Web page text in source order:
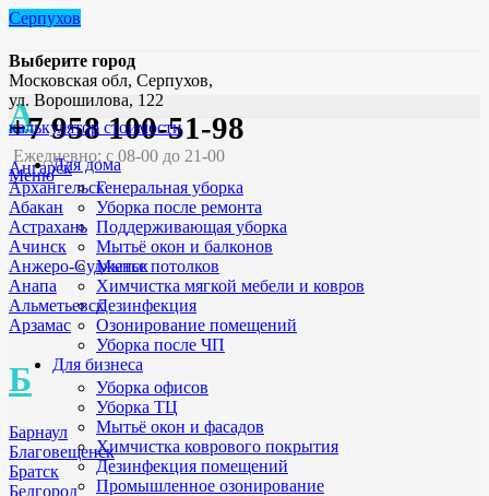
Серпухов
Выберите город
А
Ангарск
Архангельск
Абакан
Астрахань
Ачинск
Анжеро-Судженск
Анапа
Альметьевск
Арзамас
Б
Барнаул
Благовещенск
Братск
Белгород
Московская обл, Серпухов,
ул. Ворошилова, 122
+7 958 100-51-98
Ежедневно: с 08-00 до 21-00
Меню
калькулятор стоимости
Для дома
Генеральная уборка
Уборка после ремонта
Поддерживающая уборка
Мытьё окон и балконов
Мытье потолков
Химчистка мягкой мебели и ковров
Дезинфекция
Озонирование помещений
Уборка после ЧП
Для бизнеса
Уборка офисов
Уборка ТЦ
Мытьё окон и фасадов
Химчистка коврового покрытия
Дезинфекция помещений
Промышленное озонирование